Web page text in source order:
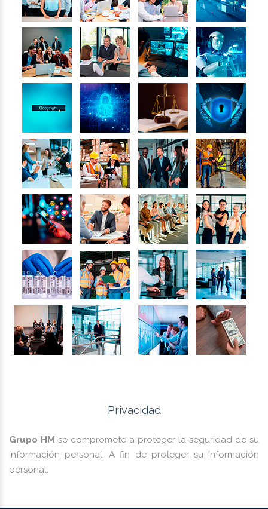
Privacidad
Grupo HM se compromete a proteger la seguridad de su
información personal. A fin de proteger su información
personal.